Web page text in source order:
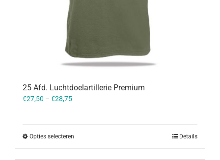
25 Afd. Luchtdoelartillerie Premium
€27,50 – €28,75
Opties selecteren Details